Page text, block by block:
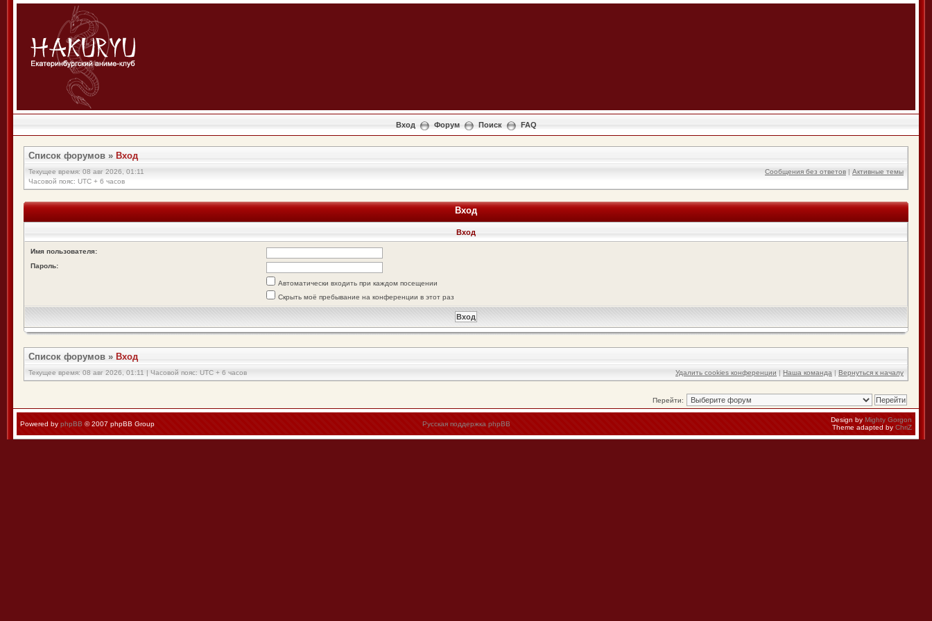
Вход Форум Поиск FAQ
Список форумов » Вход
Текущее время: 08 авг 2026, 01:11
Часовой пояс: UTC + 6 часов
Сообщения без ответов | Активные темы
Вход
Вход
Имя пользователя:
Пароль:
Автоматически входить при каждом посещении
Скрыть моё пребывание на конференции в этот раз
Список форумов » Вход
Текущее время: 08 авг 2026, 01:11 | Часовой пояс: UTC + 6 часов Удалить cookies конференции | Наша команда | Вернуться к началу
Перейти:
Powered by phpBB © 2007 phpBB Group Русская поддержка phpBB
Design by Mighty Gorgon
Theme adapted by ChriZ